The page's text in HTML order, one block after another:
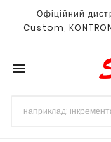
Офіційний
Custom,
